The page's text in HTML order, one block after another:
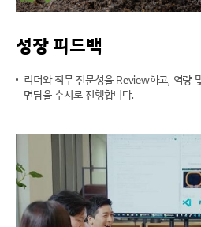
성장 피드백
리더와 직무 전문성을 Review하고, 역량
면담을 수시로 진행합니다.